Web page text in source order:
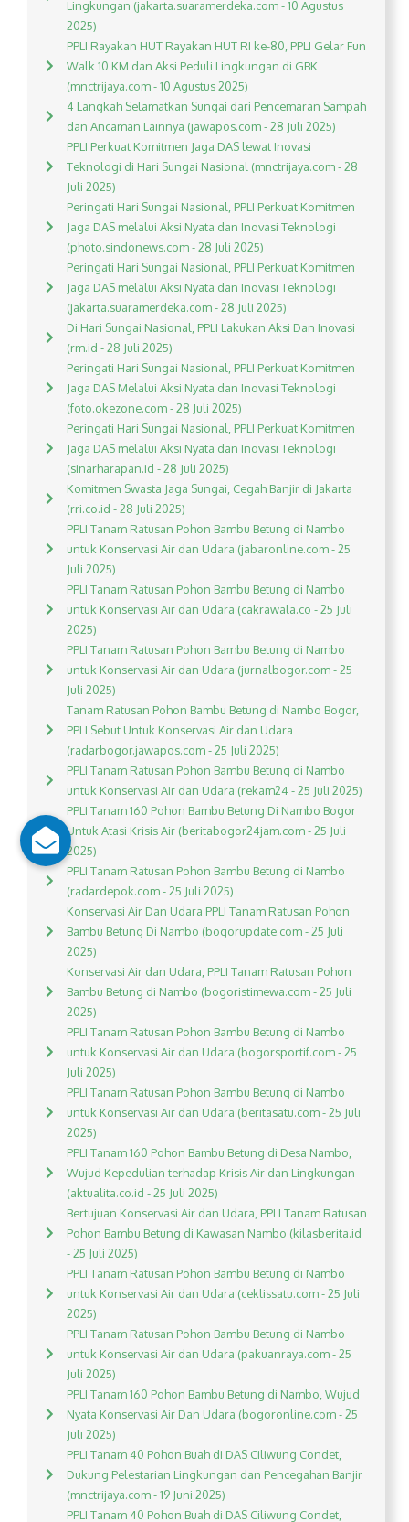
Lingkungan (jakarta.suaramerdeka.com - 10 Agustus
2025)
PPLI Rayakan HUT Rayakan HUT RI ke-80, PPLI Gelar Fun
Walk 10 KM dan Aksi Peduli Lingkungan di GBK
(mnctrijaya.com - 10 Agustus 2025)
4 Langkah Selamatkan Sungai dari Pencemaran Sampah
dan Ancaman Lainnya (jawapos.com - 28 Juli 2025)
PPLI Perkuat Komitmen Jaga DAS lewat Inovasi
Teknologi di Hari Sungai Nasional (mnctrijaya.com - 28
Juli 2025)
Peringati Hari Sungai Nasional, PPLI Perkuat Komitmen
Jaga DAS melalui Aksi Nyata dan Inovasi Teknologi
(photo.sindonews.com - 28 Juli 2025)
Peringati Hari Sungai Nasional, PPLI Perkuat Komitmen
Jaga DAS melalui Aksi Nyata dan Inovasi Teknologi
(jakarta.suaramerdeka.com - 28 Juli 2025)
Di Hari Sungai Nasional, PPLI Lakukan Aksi Dan Inovasi
(rm.id - 28 Juli 2025)
Peringati Hari Sungai Nasional, PPLI Perkuat Komitmen
Jaga DAS Melalui Aksi Nyata dan Inovasi Teknologi
(foto.okezone.com - 28 Juli 2025)
Peringati Hari Sungai Nasional, PPLI Perkuat Komitmen
Jaga DAS melalui Aksi Nyata dan Inovasi Teknologi
(sinarharapan.id - 28 Juli 2025)
Komitmen Swasta Jaga Sungai, Cegah Banjir di Jakarta
(rri.co.id - 28 Juli 2025)
PPLI Tanam Ratusan Pohon Bambu Betung di Nambo
untuk Konservasi Air dan Udara (jabaronline.com - 25
Juli 2025)
PPLI Tanam Ratusan Pohon Bambu Betung di Nambo
untuk Konservasi Air dan Udara (cakrawala.co - 25 Juli
2025)
PPLI Tanam Ratusan Pohon Bambu Betung di Nambo
untuk Konservasi Air dan Udara (jurnalbogor.com - 25
Juli 2025)
Tanam Ratusan Pohon Bambu Betung di Nambo Bogor,
PPLI Sebut Untuk Konservasi Air dan Udara
(radarbogor.jawapos.com - 25 Juli 2025)
PPLI Tanam Ratusan Pohon Bambu Betung di Nambo
untuk Konservasi Air dan Udara (rekam24 - 25 Juli 2025)
PPLI Tanam 160 Pohon Bambu Betung Di Nambo Bogor
Untuk Atasi Krisis Air (beritabogor24jam.com - 25 Juli
2025)
PPLI Tanam Ratusan Pohon Bambu Betung di Nambo
(radardepok.com - 25 Juli 2025)
Konservasi Air Dan Udara PPLI Tanam Ratusan Pohon
Bambu Betung Di Nambo (bogorupdate.com - 25 Juli
2025)
Konservasi Air dan Udara, PPLI Tanam Ratusan Pohon
Bambu Betung di Nambo (bogoristimewa.com - 25 Juli
2025)
PPLI Tanam Ratusan Pohon Bambu Betung di Nambo
untuk Konservasi Air dan Udara (bogorsportif.com - 25
Juli 2025)
PPLI Tanam Ratusan Pohon Bambu Betung di Nambo
untuk Konservasi Air dan Udara (beritasatu.com - 25 Juli
2025)
PPLI Tanam 160 Pohon Bambu Betung di Desa Nambo,
Wujud Kepedulian terhadap Krisis Air dan Lingkungan
(aktualita.co.id - 25 Juli 2025)
Bertujuan Konservasi Air dan Udara, PPLI Tanam Ratusan
Pohon Bambu Betung di Kawasan Nambo (kilasberita.id
- 25 Juli 2025)
PPLI Tanam Ratusan Pohon Bambu Betung di Nambo
untuk Konservasi Air dan Udara (ceklissatu.com - 25 Juli
2025)
PPLI Tanam Ratusan Pohon Bambu Betung di Nambo
untuk Konservasi Air dan Udara (pakuanraya.com - 25
Juli 2025)
PPLI Tanam 160 Pohon Bambu Betung di Nambo, Wujud
Nyata Konservasi Air Dan Udara (bogoronline.com - 25
Juli 2025)
PPLI Tanam 40 Pohon Buah di DAS Ciliwung Condet,
Dukung Pelestarian Lingkungan dan Pencegahan Banjir
(mnctrijaya.com - 19 Juni 2025)
PPLI Tanam 40 Pohon Buah di DAS Ciliwung Condet,